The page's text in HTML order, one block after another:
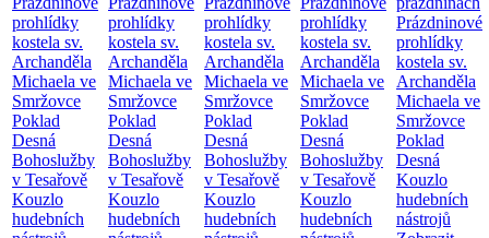
prohlídky
kostela sv.
Archanděla
Michaela ve
Smržovce
Poklad
Desná
Bohoslužby
v Tesařově
Kouzlo
hudebních
prohlídky
kostela sv.
Archanděla
Michaela ve
Smržovce
Poklad
Desná
Bohoslužby
v Tesařově
Kouzlo
hudebních
prohlídky
kostela sv.
Archanděla
Michaela ve
Smržovce
Poklad
Desná
Bohoslužby
v Tesařově
Kouzlo
hudebních
prohlídky
kostela sv.
Archanděla
Michaela ve
Smržovce
Poklad
Desná
Bohoslužby
v Tesařově
Kouzlo
hudebních
Prázdninové
prohlídky
kostela sv.
Archanděla
Michaela ve
Smržovce
Poklad
Desná
Kouzlo
hudebních
nástrojů